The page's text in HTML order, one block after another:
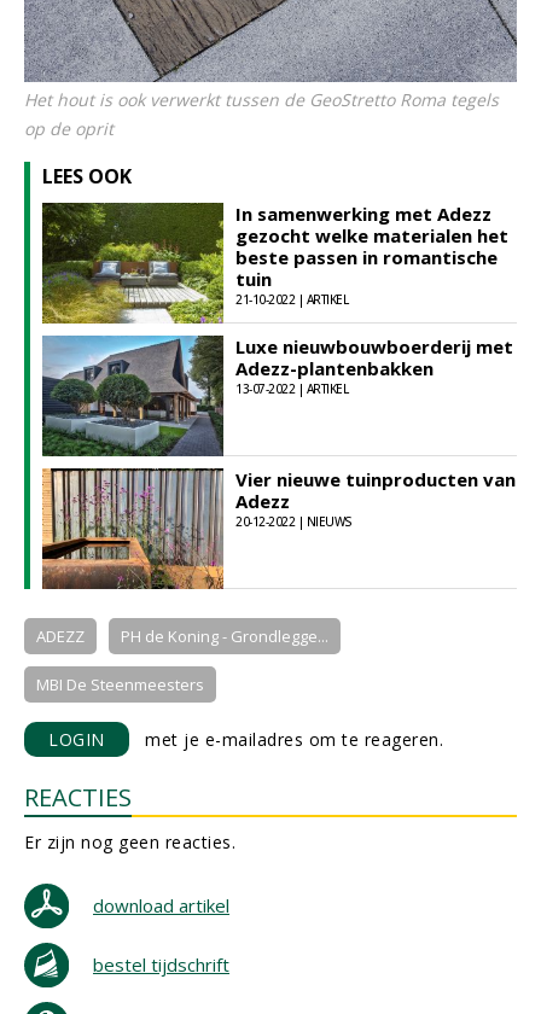
Het hout is ook verwerkt tussen de GeoStretto Roma tegels
op de oprit
LEES OOK
In samenwerking met Adezz
gezocht welke materialen het
beste passen in romantische
tuin
21-10-2022 | ARTIKEL
Luxe nieuwbouwboerderij met
Adezz-plantenbakken
13-07-2022 | ARTIKEL
Vier nieuwe tuinproducten van
Adezz
20-12-2022 | NIEUWS
ADEZZ PH de Koning - Grondlegge...
MBI De Steenmeesters
LOGIN met je e-mailadres om te reageren.
REACTIES
Er zijn nog geen reacties.
download artikel
bestel tijdschrift